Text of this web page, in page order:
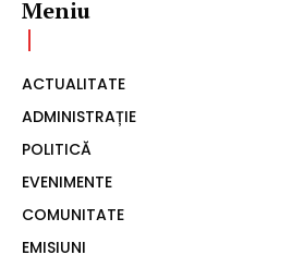
Meniu
ACTUALITATE
ADMINISTRAȚIE
POLITICĂ
EVENIMENTE
COMUNITATE
EMISIUNI